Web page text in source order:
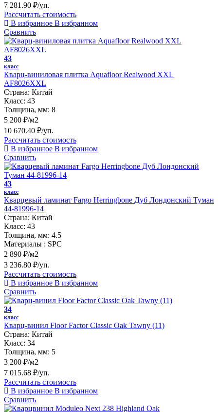
7 281.90 ₽/уп.
Рассчитать стоимость
В избранное В избранном
Сравнить
43
класс
Кварц-виниловая плитка Aquafloor Realwood XXL
AF8026XXL
Страна: Китай
Класс: 43
Толщина, мм: 8
5 200 ₽/м2
10 670.40 ₽/уп.
Рассчитать стоимость
В избранное В избранном
Сравнить
43
класс
Кварцевый ламинат Fargo Herringbone Дуб Лондонский Туман
44-81996-14
Страна: Китай
Класс: 43
Толщина, мм: 4.5
Материалы : SPC
2 890 ₽/м2
3 236.80 ₽/уп.
Рассчитать стоимость
В избранное В избранном
Сравнить
34
класс
Кварц-винил Floor Factor Classic Oak Tawny (11)
Страна: Китай
Класс: 34
Толщина, мм: 5
3 200 ₽/м2
7 015.68 ₽/уп.
Рассчитать стоимость
В избранное В избранном
Сравнить